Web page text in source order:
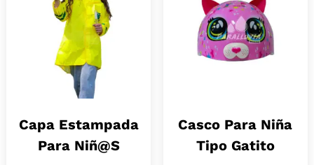
Capa Estampada
Para Niñ@s
Casco Para Niña
Tipo Gatito